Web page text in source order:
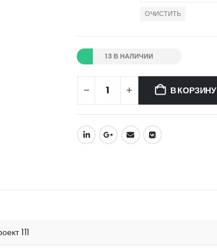
ОЧИСТИТЬ
13 В НАЛИЧИИ
В КОРЗИНУ
111